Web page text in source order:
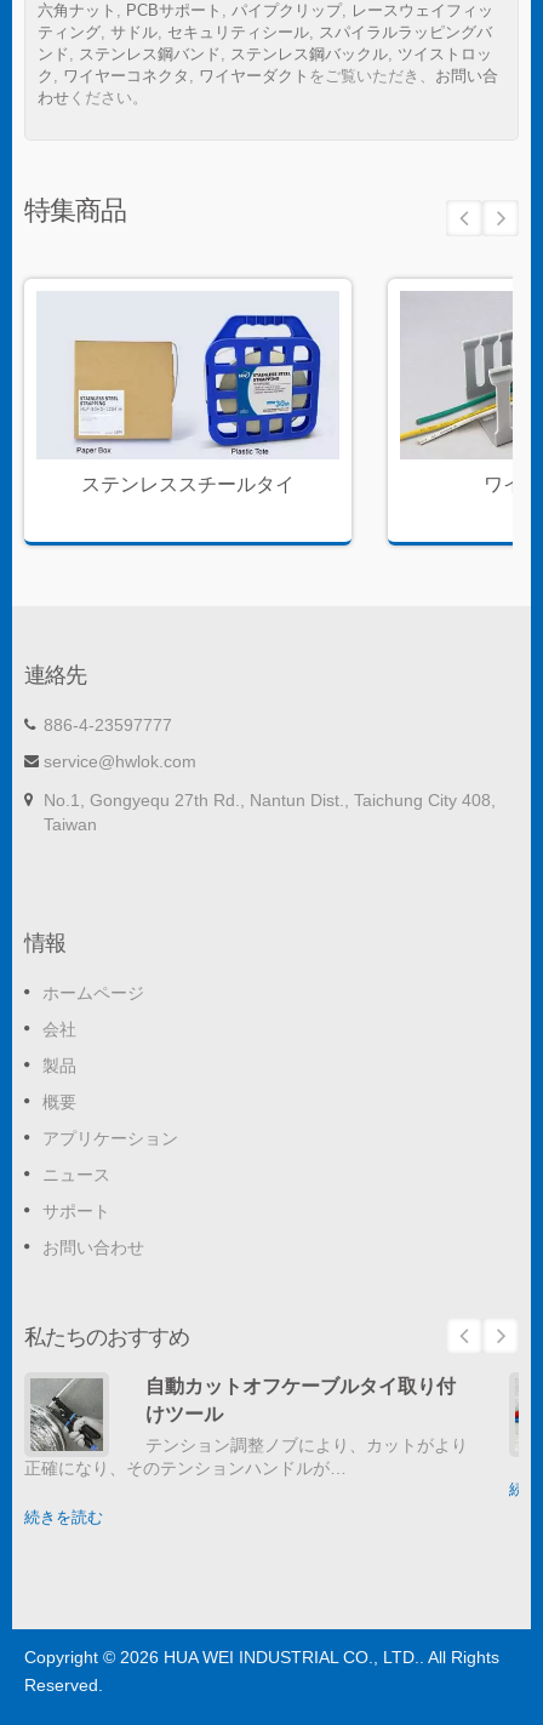
六角ナット , PCBサポート , パイプクリップ, レースウェイフィッ
ティング, サドル, セキュリティシール, スパイラルラッピングバ
ンド , ステンレス鋼バンド , ステンレス鋼バックル, ツイストロッ
ク , ワイヤーコネクタ , ワイヤーダクト をご覧いただき、 お問い合
わせ ください。
特集商品
ステンレススチールタイ ワイ
連絡先
886-4-23597777
service@hwlok.com
No.1, Gongyequ 27th Rd., Nantun Dist., Taichung City 408,
Taiwan
情報
ホームページ
会社
製品
概要
アプリケーション
ニュース
サポート
お問い合わせ
私たちのおすすめ
自動カットオフケーブルタイ取り付
けツール
テンション調整ノブにより、カットがより
正確になり、そのテンションハンドルが…
続きを読む
続
Copyright © 2026 HUA WEI INDUSTRIAL CO., LTD.. All Rights
Reserved.